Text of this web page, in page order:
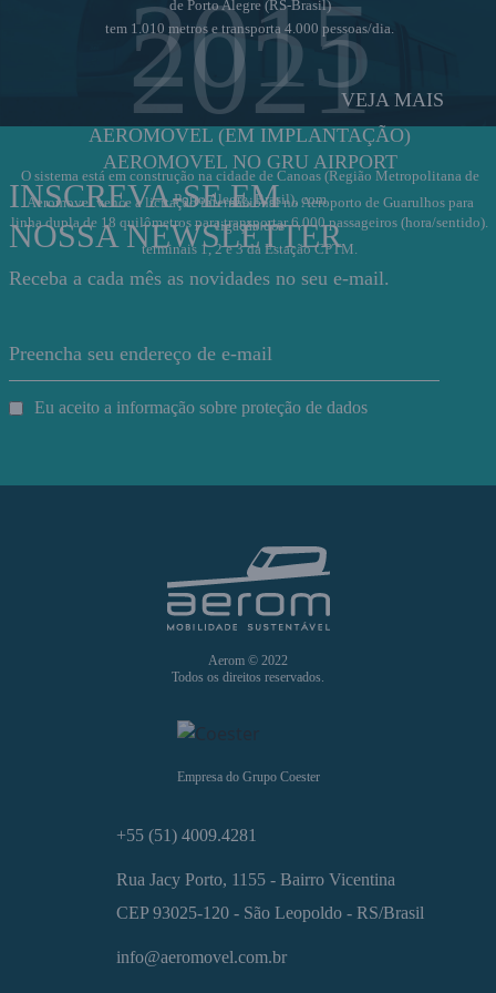
de Porto Alegre (RS-Brasil)
tem 1.010 metros e transporta 4.000 pessoas/dia.
2015
AEROMOVEL (EM IMPLANTAÇÃO)
O sistema está em construção na cidade de Canoas (Região Metropolitana de
Porto Alegre, Brasil), com
linha dupla de 18 quilômetros para transportar 6.000 passageiros (hora/sentido).
2021
AEROMOVEL NO GRU AIRPORT
Aeromovel vence a licitação internacional no Aeroporto de Guarulhos para
ligação dos
terminais 1, 2 e 3 da Estação CPTM.
VEJA MAIS
INSCREVA-SE EM
NOSSA NEWSLETTER
Receba a cada mês as novidades no seu e-mail.
Eu aceito a informação sobre proteção de dados
Aerom © 2022
Todos os direitos reservados.
Empresa do Grupo Coester
+55 (51) 4009.4281
Rua Jacy Porto, 1155 - Bairro Vicentina
CEP 93025-120 - São Leopoldo - RS/Brasil
info@aeromovel.com.br